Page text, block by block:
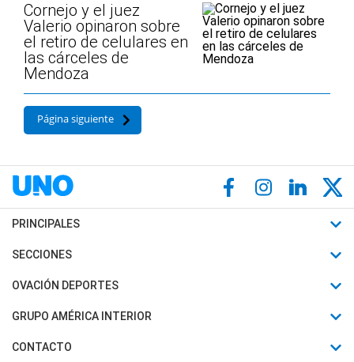
Cornejo y el juez
Valerio opinaron sobre
el retiro de celulares en
las cárceles de
Mendoza
Página siguiente
PRINCIPALES
Últimas Noticias
Política
Judiciales
SECCIONES
Horóscopo
Motores
OVACIÓN DEPORTES
Fútbol
Mundial
GRUPO AMÉRICA INTERIOR
Canal 7 en Vivo
CONTACTO